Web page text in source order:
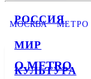
РОССИЯ
МИР
КУЛЬТУРА
МОСКВА МЕТРО
О METRO